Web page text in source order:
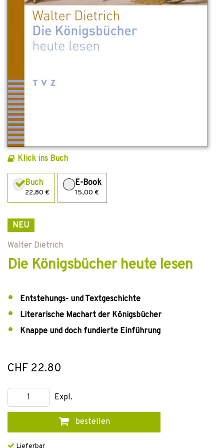
Klick ins Buch
Buch
22,80 €
E-Book
15,00 €
NEU
Walter Dietrich
Die Königsbücher heute lesen
Entstehungs- und Textgeschichte
Literarische Machart der Königsbücher
Knappe und doch fundierte Einführung
CHF 22.80
Expl.
bestellen
Lieferbar